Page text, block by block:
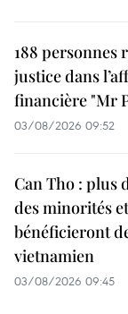
188 personnes
justice dans
financière "Mr
03/08/2026 09:52
Can Tho : plus
des minorités
bénéficieront
vietnamien
03/08/2026 09:45